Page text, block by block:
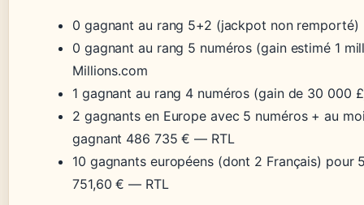
0 gagnant au rang 5+2 (jackpot non remporté)
0 gagnant au rang 5 numéros (gain estimé 1
Millions.com
1 gagnant au rang 4 numéros (gain de 30
2 gagnants en Europe avec 5 numéros + au
gagnant 486 735 € — RTL
10 gagnants européens (dont 2 Français) pour
751,60 € — RTL